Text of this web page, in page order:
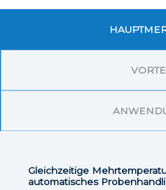
Gleichzeitige
automatisches